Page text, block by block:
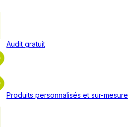
Audit gratuit
Produits personnalisés et sur-mesure